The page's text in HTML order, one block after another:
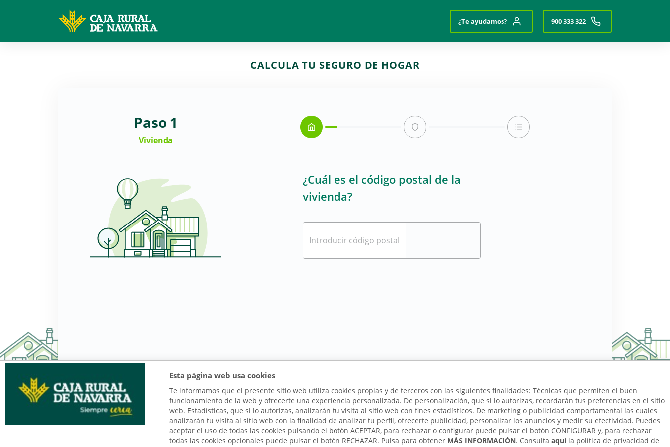
Esta página web usa cookies
Te informamos que el presente sitio web utiliza cookies propias y de terceros con las siguientes finalidades: Técnicas que permiten el buen
funcionamiento de la web y ofrecerte una experiencia personalizada. De personalización, que si lo autorizas, recordarán tus preferencias en el sitio
web. Estadísticas, que si lo autorizas, analizarán tu visita al sitio web con fines estadísticos. De marketing o publicidad comportamental las cuales
analizarán tu visita al sitio web con la finalidad de analizar tu perfil, ofrecerte publicidad, personalizar los anuncios y medir su efectividad. Puedes
aceptar el uso de todas las cookies pulsando el botón ACEPTAR, para rechazar o configurar puede pulsar el botón CONFIGURAR y, para rechazar
todas las cookies opcionales puede pulsar el botón RECHAZAR. Pulsa para obtener MÁS INFORMACIÓN. Consulta aquí la política de privacidad de
¿Te ayudamos? 900 333 322
CALCULA TU SEGURO DE HOGAR
Paso 1
Vivienda
¿Cuál es el código postal de la
vivienda?
¿Te ayudamos?